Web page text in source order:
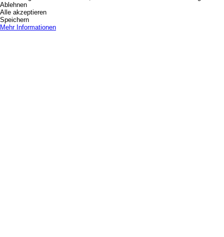
Ablehnen
Alle akzeptieren
Speichern
Mehr Informationen